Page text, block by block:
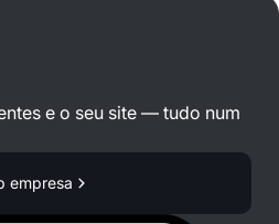
e o seu site — tudo num
empresa